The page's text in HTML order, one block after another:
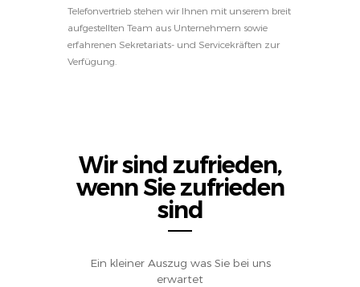
Telefonvertrieb stehen wir Ihnen mit unserem breit
aufgestellten Team aus Unternehmern sowie
erfahrenen Sekretariats- und Servicekräften zur
Verfügung.
Wir sind zufrieden,
wenn Sie zufrieden
sind
Ein kleiner Auszug was Sie bei uns
erwartet